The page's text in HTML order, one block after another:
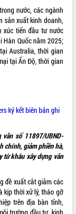
nước, các ngành
sản xuất kinh doanh,
xúc tiến đầu tư nước
Quốc năm 2025;
Australia, thời gian
tại Ấn Độ, thời gian
ký kết biên bản ghi
số 11897/UBND-
chính, giảm phiền hà,
từ khâu xây dựng văn
đề xuất cắt giảm các
kịp thời xử lý, tháo gỡ
trên địa bàn tỉnh,